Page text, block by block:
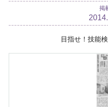
掲
目指せ！技能